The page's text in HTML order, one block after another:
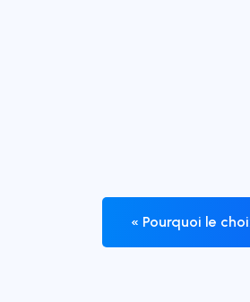
« Pourquoi le